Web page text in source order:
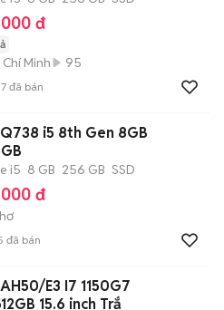
đ
Chí Minh 95
đã bán
i5 8th Gen 8GB
i5 8 GB 256 GB SSD
đ
đã bán
E3 I7 1150G7
15.6 inch Trắ